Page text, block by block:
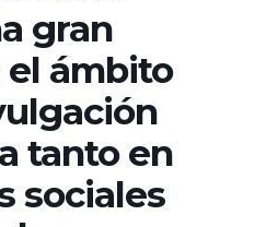
gran
el ámbito
tanto en
sociales